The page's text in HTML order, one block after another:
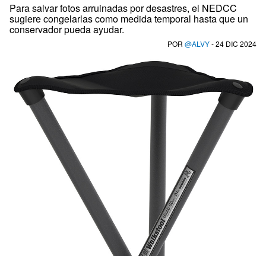
Para salvar fotos arruinadas por desastres, el NEDCC
sugiere congelarlas como medida temporal hasta que un
conservador pueda ayudar.
POR @ALVY- 24 DIC 2024